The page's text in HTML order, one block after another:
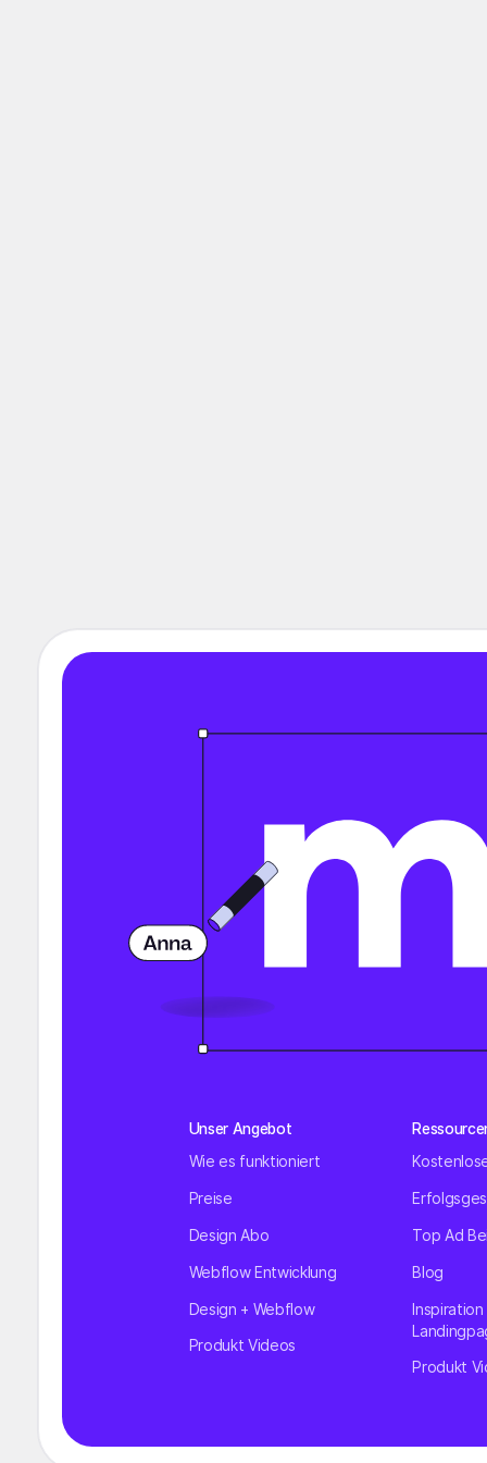
Unser Angebot
Wie es funktioniert
Preise
Design Abo
Webflow Entwicklung
Design + Webflow
Produkt Videos
Top Ad
Blog
Produkt